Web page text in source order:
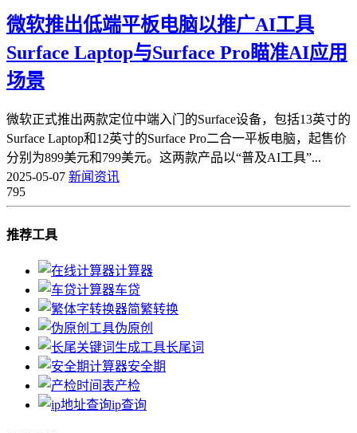
微软推出低端平板电脑以推广AI工具
Surface Laptop与Surface Pro瞄准AI应用
场景
微软正式推出两款定位中端入门的Surface设备，包括13英寸的
Surface Laptop和12英寸的Surface Pro二合一平板电脑，起售价
分别为899美元和799美元。这两款产品以“普及AI工具”...
2025-05-07 新闻资讯
795
推荐工具
计算器
车贷
简繁转换
伪原创
长尾词
安全期
产检
ip查询